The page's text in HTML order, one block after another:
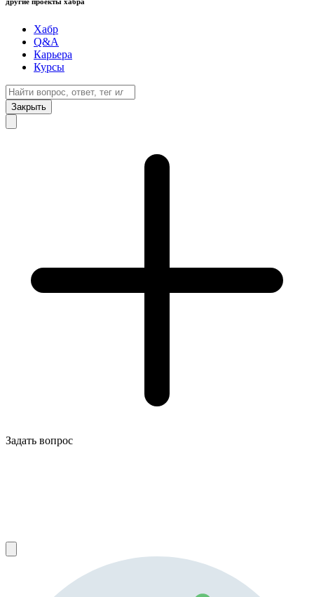
Хабр
Q&A
Карьера
Курсы
Закрыть
Задать вопрос